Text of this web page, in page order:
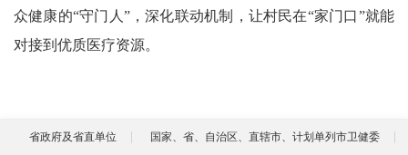
众健康的“守门人”，深化联动机制，让村民在“家门口”就能
对接到优质医疗资源。
省政府及省直单位
国家、省、自治区、直辖市、计划单列市卫健委